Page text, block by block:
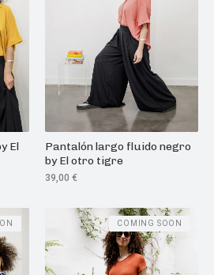
El
Pantalón largo fluido negro
by El otro tigre
39,00 €
COMING SOON